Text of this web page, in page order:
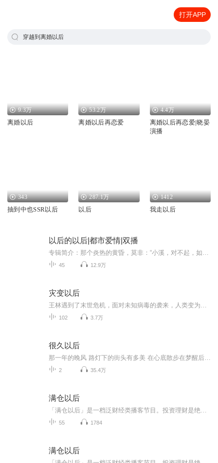
打开APP
穿越到离婚以后
9.3万
离婚以后
53.2万
离婚以后再恋爱
4.4万
离婚以后再恋爱|晓晏
演播
343
抽到中也SSR以后
287.1万
以后
1412
我走以后
以后的以后|都市爱情|双播
45 12.9万
灾变以后
102 3.7万
很久以后
2 35.4万
满仓以后
55 1784
满仓以后